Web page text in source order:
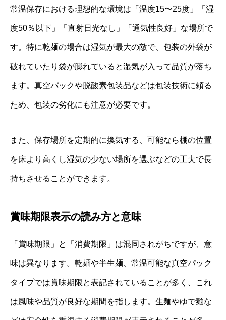
常温保存における理想的な環境は「温度15〜25度」「湿
度50％以下」「直射日光なし」「通気性良好」な場所で
す。特に乾麺の場合は湿気が最大の敵で、包装の外袋が
破れていたり袋が膨れていると湿気が入って品質が落ち
ます。真空パックや脱酸素包装品などは包装技術に頼る
ため、包装の劣化にも注意が必要です。
また、保存場所を定期的に換気する、可能なら棚の位置
を床より高くし湿気の少ない場所を選ぶなどの工夫で長
持ちさせることができます。
賞味期限表示の読み方と意味
「賞味期限」と「消費期限」は混同されがちですが、意
味は異なります。乾麺や半生麺、常温可能な真空パック
タイプでは賞味期限と表記されていることが多く、これ
は風味や品質が良好な期間を指します。生麺やゆで麺な